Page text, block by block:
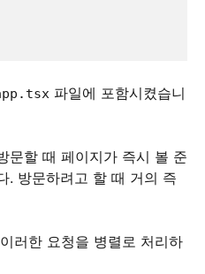
파일에 포함시켰습니
문할 때 페이지가 즉시 볼 준
. 방문하려고 할 때 거의 즉
러한 요청을 병렬로 처리하